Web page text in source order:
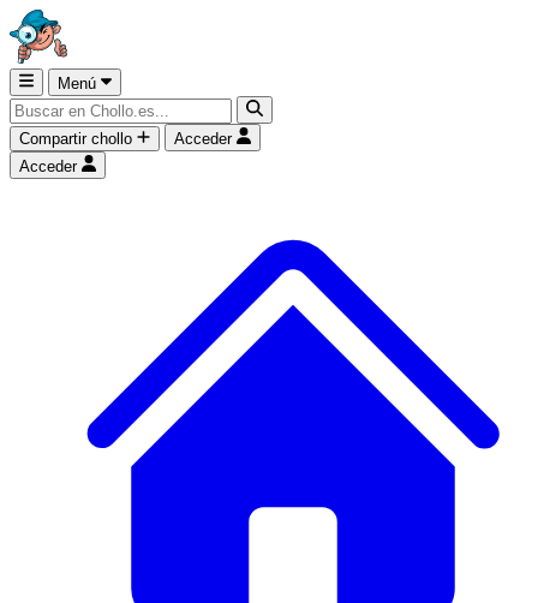
Menú
Compartir chollo
Acceder
Acceder